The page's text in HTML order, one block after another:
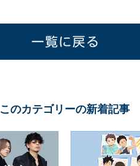
このカテゴリーの新着記事